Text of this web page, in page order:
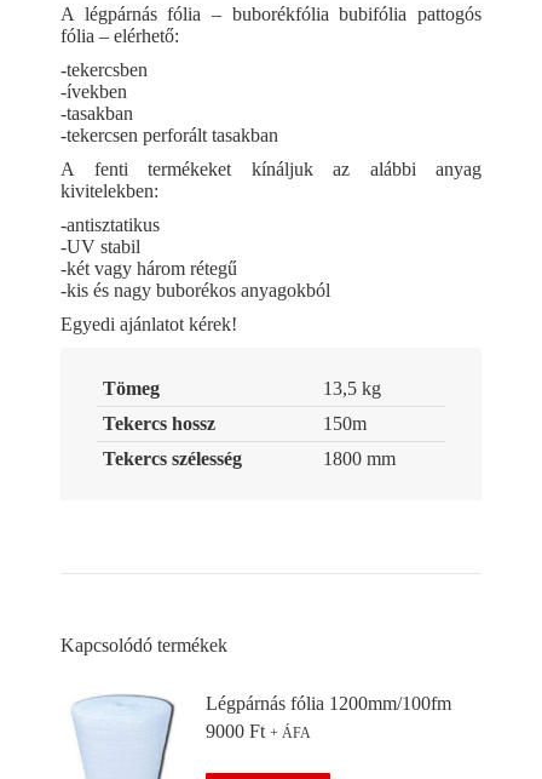
A légpárnás fólia – buborékfólia bubifólia pattogós
fólia – elérhető:
-tekercsben
-ívekben
-tasakban
-tekercsen perforált tasakban
A fenti termékeket kínáljuk az alábbi anyag
kivitelekben:
-antisztatikus
-UV stabil
-két vagy három rétegű
-kis és nagy buborékos anyagokból
Egyedi ajánlatot kérek!
Tömeg
13,5 kg
Tekercs hossz
150m
Tekercs szélesség
1800 mm
Kapcsolódó termékek
Légpárnás fólia 1200mm/100fm
9000 Ft + ÁFA